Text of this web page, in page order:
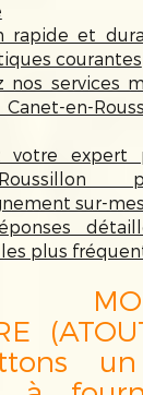
rapide et
courantes
nos services
en-
votre expert
sur-
plus